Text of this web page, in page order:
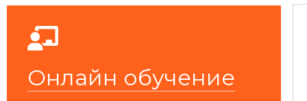
для безопасности. Огромное спасибо
школе и инструкторам! Рекомендую
всем, кто хочет кататься не только с
Пост в yandex.ru
Онлайн обучение